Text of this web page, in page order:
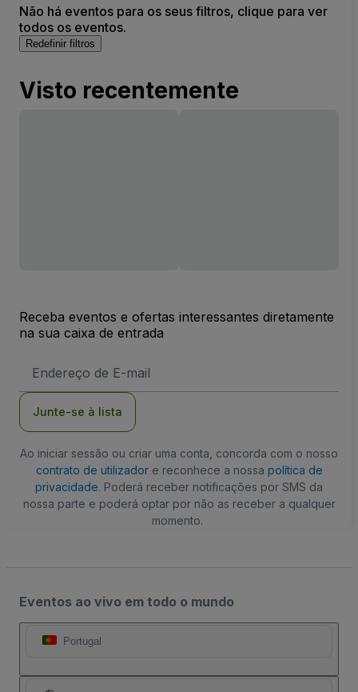
Não há eventos para os seus filtros, clique para ver
todos os eventos.
Redefinir filtros
Visto recentemente
Receba eventos e ofertas interessantes diretamente
na sua caixa de entrada
de
Junte-se à lista
Ao iniciar sessão ou criar uma conta, concorda com o nosso
contrato de utilizadore reconhece a nossa política de
privacidade. Poderá receber notificações por SMS da
nossa parte e poderá optar por não as receber a qualquer
momento.
Eventos ao vivo em todo o mundo
Portugal